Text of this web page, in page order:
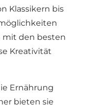
Klassikern bis
mit den besten
Kreativität
Ernährung
bieten sie